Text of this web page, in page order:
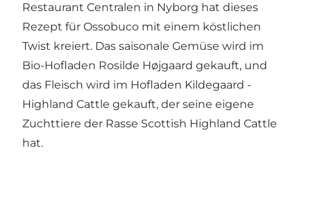
Restaurant Centralen in Nyborg hat dieses
Rezept für Ossobuco mit einem köstlichen
Twist kreiert. Das saisonale Gemüse wird im
Bio-Hofladen Rosilde Højgaard gekauft, und
das Fleisch wird im Hofladen Kildegaard -
Highland Cattle gekauft, der seine eigene
Zuchttiere der Rasse Scottish Highland Cattle
hat.